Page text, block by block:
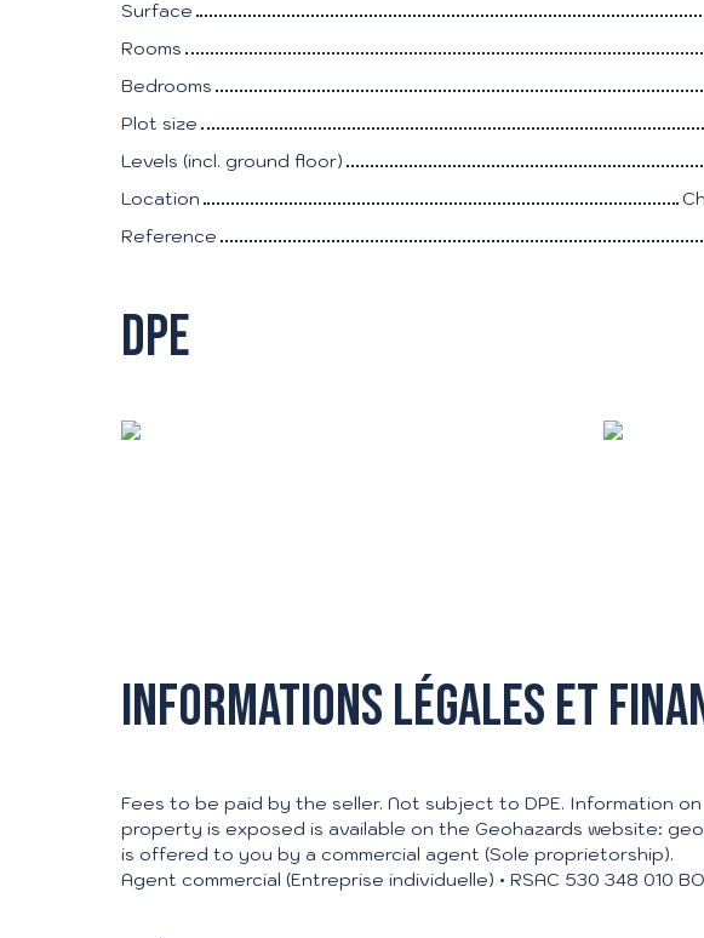
Surface
Rooms
Bedrooms
Plot size
Levels (incl. ground floor)
Location
Reference
DPE
Informations légales et
Fees to be paid by the seller. Not subject to DPE. Information
property is exposed is available on the Geohazards website:
is offered to you by a commercial agent (Sole proprietorship).
Agent commercial (Entreprise individuelle) • RSAC 530 348 010